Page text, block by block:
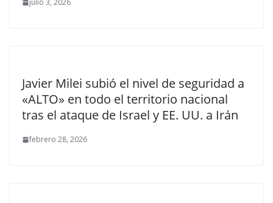
julio 3, 2026
Javier Milei subió el nivel de seguridad a
«ALTO» en todo el territorio nacional
tras el ataque de Israel y EE. UU. a Irán
febrero 28, 2026